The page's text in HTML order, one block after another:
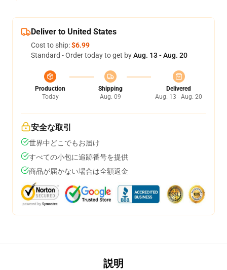
Deliver to United States
Cost to ship:$6.99
Standard - Order today to get byAug. 13 - Aug. 20
Production
Today
Shipping
Aug. 09
Delivered
Aug. 13 - Aug. 20
安全な取引
世界中どこでもお届け
すべての小包に追跡番号を提供
商品が届かない場合は全額返金
説明